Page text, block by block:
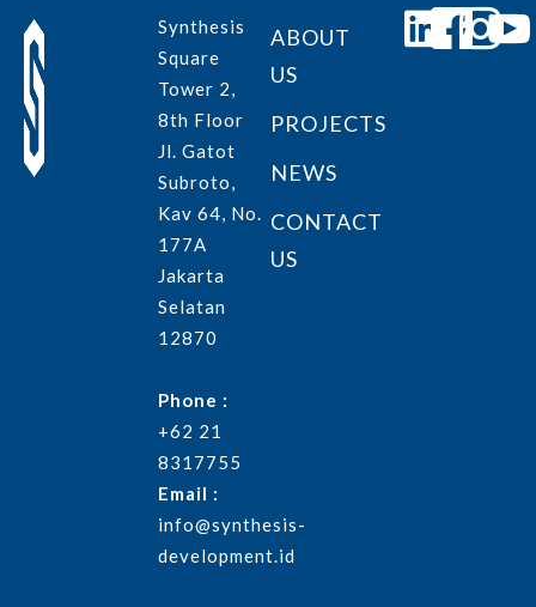
Synthesis
Square
Tower 2,
8th Floor
Jl. Gatot
Subroto,
Kav 64, No.
177A
Jakarta
Selatan
12870
Phone :
+62 21
8317755
Email :
info@synthesis-
development.id
ABOUT
US
PROJECTS
NEWS
CONTACT
US